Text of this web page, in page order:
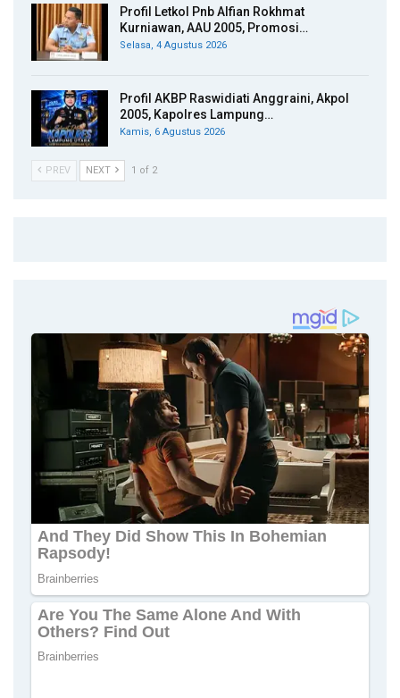
Profil Letkol Pnb Alfian Rokhmat
Kurniawan, AAU 2005, Promosi…
Selasa, 4 Agustus 2026
Profil AKBP Raswidiati Anggraini, Akpol
2005, Kapolres Lampung…
Kamis, 6 Agustus 2026
PREV NEXT 1 of 2